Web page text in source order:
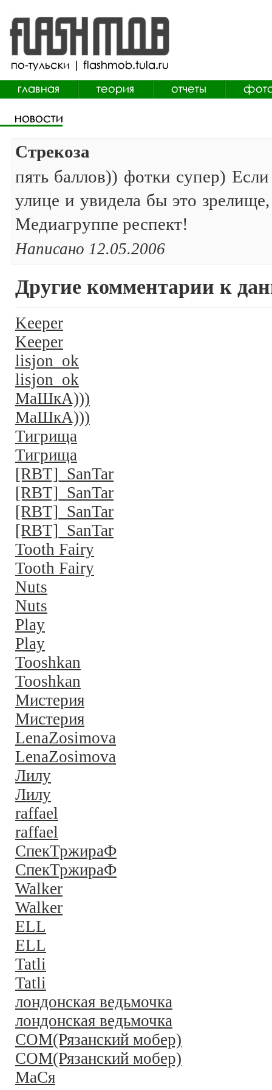
Стрекоза
пять баллов)) фотки супер)
улице и увидела бы это
Медиагруппе респект!
Написано 12.05.2006
Другие комментарии к
Keeper
Keeper
lisjon_ok
lisjon_ok
МаШкА)))
МаШкА)))
Тигрища
Тигрища
[RBT]_SanTar
[RBT]_SanTar
[RBT]_SanTar
[RBT]_SanTar
Tooth Fairy
Tooth Fairy
Nuts
Nuts
Play
Play
Tooshkan
Tooshkan
Мистерия
Мистерия
LenaZosimova
LenaZosimova
Лилу
Лилу
raffael
raffael
СпекТржираФ
СпекТржираФ
Walker
Walker
ELL
ELL
Tatli
Tatli
лондонская ведьмочка
лондонская ведьмочка
COM(Рязанский мобер)
COM(Рязанский мобер)
MaСя